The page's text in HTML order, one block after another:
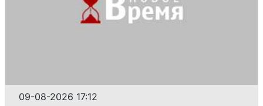
09-08-2026 17:12